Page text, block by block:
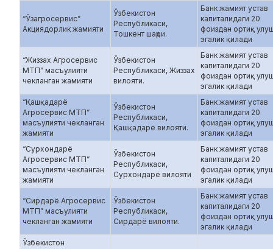
“Ўзагросервис”
Акциядорлик жамияти
Ўзбекистон
Республикаси,
Тошкент шаҳри.
Банк жамият устав
капиталидаги 20
фоиздан ортиқ
эгалик қилади
“Жиззах Агросервис
МТП” масъулияти
чекланган жамияти
Ўзбекистон
Республикаси, Жиззах
вилояти.
Банк жамият устав
капиталидаги 20
фоиздан ортиқ
эгалик қилади
“Қашқадарё
Агросервис МТП”
масъулияти чекланган
жамияти
Ўзбекистон
Республикаси,
Қашқадарё вилояти.
Банк жамият устав
капиталидаги 20
фоиздан ортиқ
эгалик қилади
“Сурхондарё
Агросервис МТП”
масъулияти чекланган
жамияти
Ўзбекистон
Республикаси,
Сурхондарё вилояти
Банк жамият устав
капиталидаги 20
фоиздан ортиқ
эгалик қилади
“Сирдарё Агросервис
МТП” масъулияти
чекланган жамияти
Ўзбекистон
Республикаси,
Сирдарё вилояти.
Банк жамият устав
капиталидаги 20
фоиздан ортиқ
эгалик қилади
Ўзбекистон